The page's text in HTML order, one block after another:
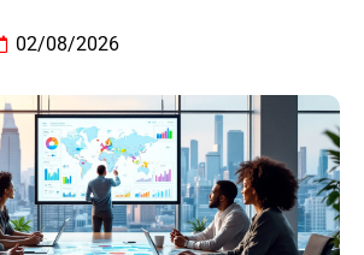
02/08/2026